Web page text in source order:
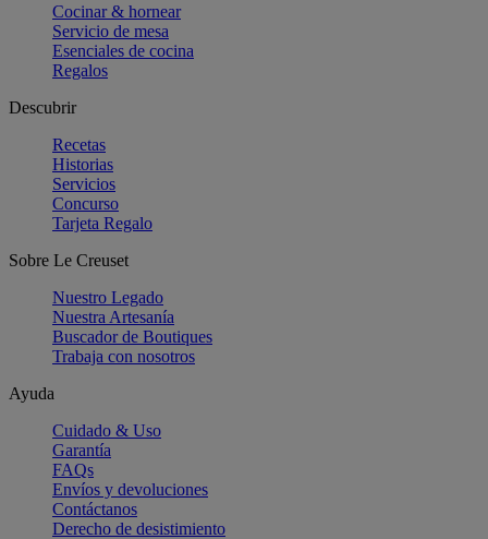
Cocinar & hornear
Servicio de mesa
Esenciales de cocina
Regalos
Descubrir
Recetas
Historias
Servicios
Concurso
Tarjeta Regalo
Sobre Le Creuset
Nuestro Legado
Nuestra Artesanía
Buscador de Boutiques
Trabaja con nosotros
Ayuda
Cuidado & Uso
Garantía
FAQs
Envíos y devoluciones
Contáctanos
Derecho de desistimiento